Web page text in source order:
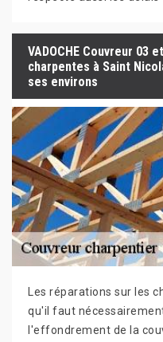
VADOCHE Couvreur 03
charpentes à Saint
ses environs
Les réparations sur les
qu'il faut
l'effondrement de la